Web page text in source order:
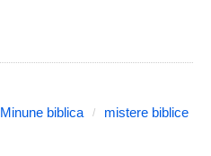
Minune biblica
mistere biblice